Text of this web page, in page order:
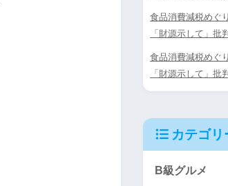
食品消費減税めぐ
「財源示して」批
食品消費減税めぐ
「財源示して」批
カテゴリ
B級グルメ